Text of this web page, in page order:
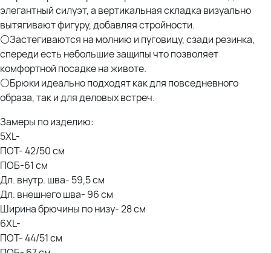
элегантный силуэт, а вертикальная складка визуально
вытягивают фигуру, добавляя стройности.
⚪Застегиваются на молнию и пуговицу, сзади резинка,
спереди есть небольшие защипы что позволяет
комфортной посадке на животе.
⚪Брюки идеально подходят как для повседневного
образа, так и для деловых встреч.
Замеры по изделию:
5XL-
ПОТ- 42/50 см
ПОБ-61 см
Дл. внутр. шва- 59,5 см
Дл. внешнего шва- 96 см
Ширина брючины по низу- 28 см
6XL-
ПОТ- 44/51 см